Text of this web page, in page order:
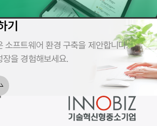
기
소프트웨어 환경 구축을 제안합니다.
을 경험해보세요.